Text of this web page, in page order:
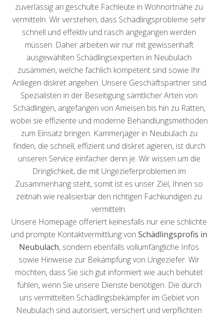
zuverlässig an geschulte Fachleute in Wohnortnähe zu
vermitteln. Wir verstehen, dass Schädlingsprobleme sehr
schnell und effektiv und rasch angegangen werden
müssen. Daher arbeiten wir nur mit gewissenhaft
ausgewählten Schädlingsexperten in Neubulach
zusammen, welche fachlich kompetent sind sowie Ihr
Anliegen diskret angehen. Unsere Geschäftspartner sind
Spezialisten in der Beseitigung sämtlicher Arten von
Schädlingen, angefangen von Ameisen bis hin zu Ratten,
wobei sie effiziente und moderne Behandlungsmethoden
zum Einsatz bringen. Kammerjäger in Neubulach zu
finden, die schnell, effizient und diskret agieren, ist durch
unseren Service einfacher denn je. Wir wissen um die
Dringlichkeit, die mit Ungezieferproblemen im
Zusammenhang steht, somit ist es unser Ziel, Ihnen so
zeitnah wie realisierbar den richtigen Fachkundigen zu
vermitteln.
Unsere Homepage offeriert keinesfalls nur eine schlichte
und prompte Kontaktvermittlung von Schädlingsprofis in
Neubulach, sondern ebenfalls vollumfängliche Infos
sowie Hinweise zur Bekämpfung von Ungeziefer. Wir
möchten, dass Sie sich gut informiert wie auch behütet
fühlen, wenn Sie unsere Dienste benötigen. Die durch
uns vermittelten Schädlingsbekämpfer im Gebiet von
Neubulach sind autorisiert, versichert und verpflichten